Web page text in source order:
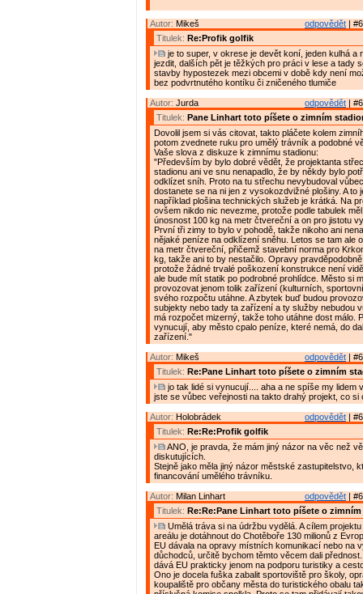
odpovědět |
Autor: Mikeš
Titulek: Re:Profik golfik
je to super, v okrese je devět koní, jeden kulhá a
jezdit, dalších pět je těžkých pro práci v lese a tady
stavby hypostezek mezi obcemi v době kdy není
bez podvrtnutého kontíku či zničeného tlumiče
odpovědět |
Autor: Jurda
Titulek: Pane Linhart toto píšete o zimním
Dovolil jsem si vás citovat, takto pláčete kolem
potom zvednete ruku pro umělý trávník a podobné
Vaše slova z diskuze k zimnímu stadionu:
"Především by bylo dobré vědět, že projektanta
stadionu ani ve snu nenapadlo, že by někdy bylo
odklízet sníh. Proto na tu střechu nevybudoval
dostanete se na ni jen z vysokozdvižné plošiny. A to
například plošina technických služeb je krátká. Na
ovšem nikdo nic nevezme, protože podle tabulek
únosnost 100 kg na metr čtvereční a on pro jistotu
První tři zimy to bylo v pohodě, takže nikoho ani
nějaké peníze na odklízení sněhu. Letos se tam ale
na metr čtvereční, přičemž stavební norma pro
kg, takže ani to by nestačilo. Opravy
protože žádné trvalé poškození konstrukce není
ale bude mít statik po podrobné prohlídce. Město si
provozovat jenom tolik zařízení (kulturních,
svého rozpočtu utáhne. A zbytek buď budou
subjekty nebo tady ta zařízení a ty služby nebudou
má rozpočet mizerný, takže toho utáhne dost málo.
vynucují, aby město cpalo peníze, které nemá, do
zařízení."
odpovědět |
Autor: Mikeš
Titulek: Re:Pane Linhart toto píšete o zimním
jo tak lidé si vynucují.... aha a ne spíše my lidem
jste se vůbec veřejnosti na takto drahý projekt, co si
odpovědět |
Autor: Holobrádek
Titulek: Re:Re:Profik golfik
ANO, je pravda, že mám jiný názor na věc než
diskutujících.
Stejně jako měla jiný názor městské zastupitelstvo,
financování umělého trávníku.
odpovědět |
Autor: Milan Linhart
Titulek: Re:Re:Pane Linhart toto píšete o
Umělá tráva si na údržbu vydělá. A cílem
areálu je dotáhnout do Chotěboře 130 milionů z
EU dávala na opravy místních komunikací nebo na
důchodců, určitě bychom těmto věcem dali
dává EU prakticky jenom na podporu turistiky a
Ono je docela fuška zabalit sportoviště pro školy,
koupaliště pro občany města do turistického obalu